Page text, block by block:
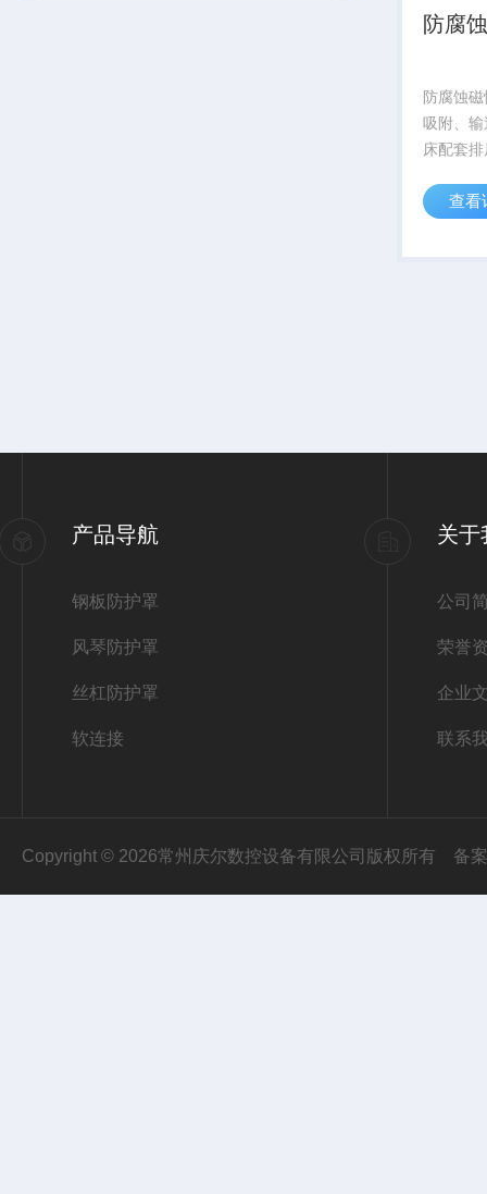
防腐
防腐蚀
吸附、
床配套
性切屑
将切屑
查看
产品导航
钢板防护罩
风琴防护罩
丝杠防护罩
软连接
关于
公司
荣誉
企业
联系
Copyright © 2026常州庆尔数控设备有限公司版权所有 备